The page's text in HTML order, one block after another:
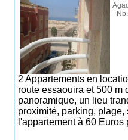
-
2 Appartements en
route essaouira et 500 m
panoramique, un lieu
proximité, parking, plage,
l'appartement à 60 Euros